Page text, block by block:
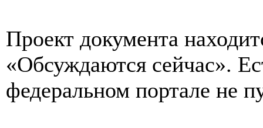
Проект документа
«Обсуждаются сейчас».
федеральном портале не